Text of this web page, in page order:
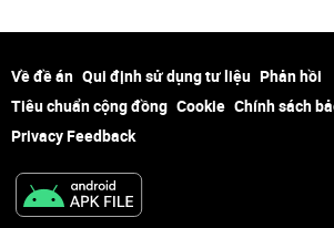
Về đề án Qui định sử dụng tư liệu Phản hồi
Tiêu chuẩn cộng đồng Cookie Chính sách
Privacy Feedback